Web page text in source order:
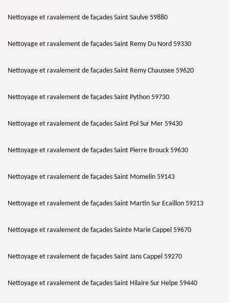
Nettoyage et ravalement de façades Saint Saulve 59880
Nettoyage et ravalement de façades Saint Remy Du Nord 59330
Nettoyage et ravalement de façades Saint Remy Chaussee 59620
Nettoyage et ravalement de façades Saint Python 59730
Nettoyage et ravalement de façades Saint Pol Sur Mer 59430
Nettoyage et ravalement de façades Saint Pierre Brouck 59630
Nettoyage et ravalement de façades Saint Momelin 59143
Nettoyage et ravalement de façades Saint Martin Sur Ecaillon 59213
Nettoyage et ravalement de façades Sainte Marie Cappel 59670
Nettoyage et ravalement de façades Saint Jans Cappel 59270
Nettoyage et ravalement de façades Saint Hilaire Sur Helpe 59440